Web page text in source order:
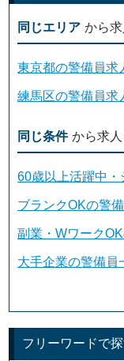
同じエリア から
東京都の警備員求
練馬区の警備員求
同じ条件 から求
60歳以上活躍中
ブランクOKの警
副業・Wワーク
大手企業の警備員
フリーワードで